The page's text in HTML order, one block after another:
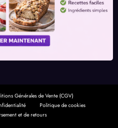
Générales de Vente (CGV)
Politique de cookies
et de retours